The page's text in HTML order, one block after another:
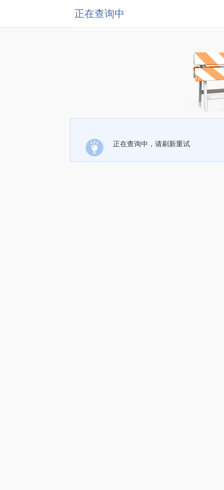
正在查询中
正在查询中，请刷新重试